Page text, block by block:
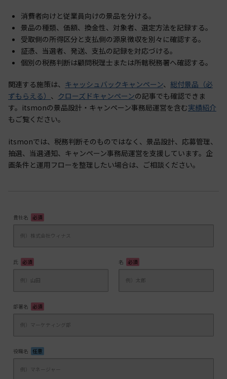
消費者向けと従業員向けの景品を分ける。
景品の種類、価額、換金性、対象者、選定方法を記録する。
受取側の所得区分と支払側の源泉徴収を別々に確認する。
証憑、当選者、発送、支払の記録を対応づける。
個別の税務判断は顧問税理士または所轄税務署へ確認する。
関連する施策は、 キャッシュバックキャンペーン、 総付景品（必
ずもらえる） 、 クローズドキャンペーンの記事でも確認できま
す。itsmonの景品設計・キャンペーン事務局運営を含む実績紹介
もご覧ください。
itsmonでは、税務判断そのものではなく、景品設計、応募管理、
抽選、当選通知、キャンペーン事務局運営を支援しています。企
画条件と運用フローを整理したい場合は、ご相談ください。
貴社名 必須
氏 必須 名 必須
部署名 必須
役職名 任意